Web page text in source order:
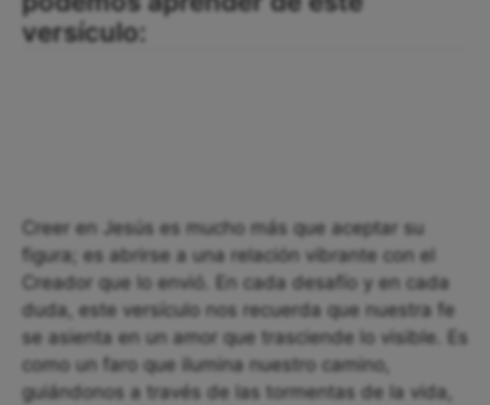
versículo:
Creer en Jesús es mucho más que aceptar su
figura; es abrirse a una relación vibrante con el
Creador que lo envió. En cada desafío y en cada
duda, este versículo nos recuerda que nuestra fe
se asienta en un amor que trasciende lo visible. Es
como un faro que ilumina nuestro camino,
guiándonos a través de las tormentas de la vida,